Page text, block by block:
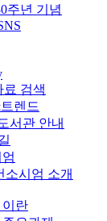
주년 기념
료 검색
렌드
서관 안내
소시엄 소개
이란